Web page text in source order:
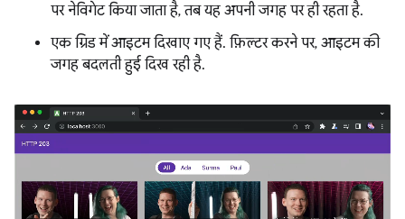
पर नेविगेट किया जाता है, तब यह अपनी जगह पर ही रहता है.
एक ग्रिड में आइटम दिखाए गए हैं. फ़िल्टर करने पर, आइटम की
जगह बदलती हुई दिख रही है.